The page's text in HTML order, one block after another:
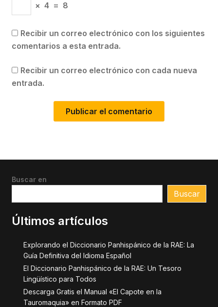
× 4 = 8
Recibir un correo electrónico con los siguientes
comentarios a esta entrada.
Recibir un correo electrónico con cada nueva
entrada.
Buscar en
Buscar
Últimos artículos
Explorando el Diccionario Panhispánico de la RAE: La
Guía Definitiva del Idioma Español
El Diccionario Panhispánico de la RAE: Un Tesoro
Lingüístico para Todos
Descarga Gratis el Manual «El Capote en la
Tauromaquia» en Formato PDF